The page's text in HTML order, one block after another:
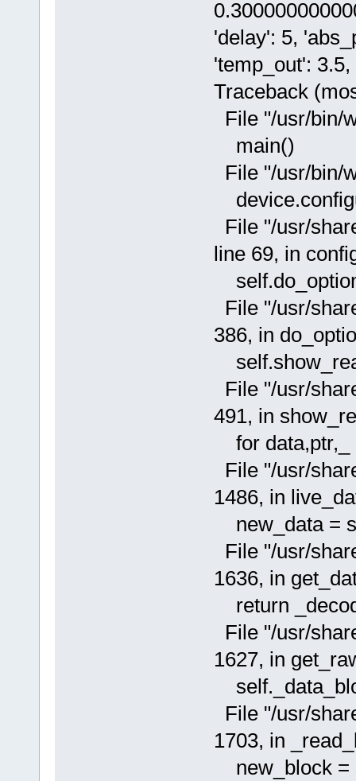
'delay': 5,
'temp_out':
Traceback
File "/usr/bin/
main()
File "/usr/bin/
File "/usr/
line 69, in
File "/usr/
386, in
File "/usr/
491, in
for data,ptr,_
File "/usr/
1486, in
new_data =
File "/usr/
1636, in
return
File "/usr/
1627, in
File "/usr/
1703, in
new_block =